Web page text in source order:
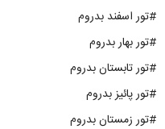
#تور اسفند بدروم
#تور بهار بدروم
#تور تابستان بدروم
#تور پائیز بدروم
#تور زمستان بدروم